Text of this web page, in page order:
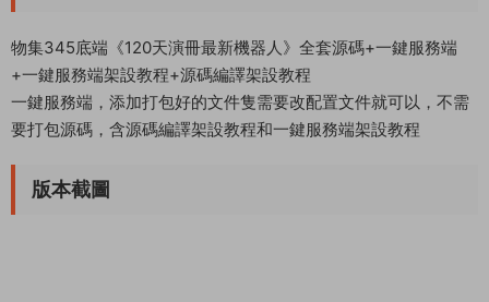
物集345底端《120天演冊最新機器人》全套源碼+一鍵服務端
+一鍵服務端架設教程+源碼編譯架設教程
一鍵服務端，添加打包好的文件隻需要改配置文件就可以，不需
要打包源碼，含源碼編譯架設教程和一鍵服務端架設教程
版本截圖